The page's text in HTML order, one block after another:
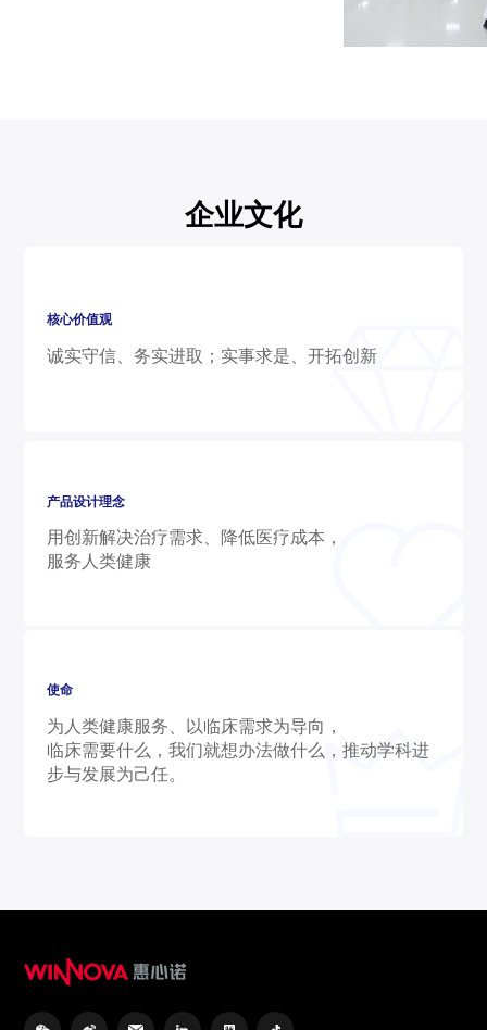
企业文化
核心价值观
诚实守信、务实进取；实事求是、开拓创新
产品设计理念
用创新解决治疗需求、降低医疗成本，
服务人类健康
使命
为人类健康服务、以临床需求为导向，
临床需要什么，我们就想办法做什么，推动学科进
步与发展为己任。